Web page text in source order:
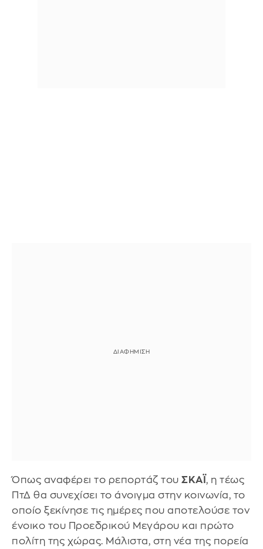
Όπως αναφέρει το ρεπορτάζ του ΣΚΑΪ , η τέως
ΠτΔ θα συνεχίσει το άνοιγμα στην κοινωνία, το
οποίο ξεκίνησε τις ημέρες που αποτελούσε τον
ένοικο του Προεδρικού Μεγάρου και πρώτο
πολίτη της χώρας. Μάλιστα, στη νέα της πορεία